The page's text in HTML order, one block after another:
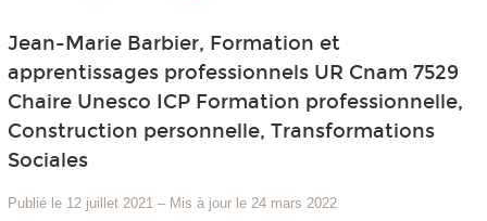
Jean-Marie Barbier, Formation et
apprentissages professionnels UR Cnam 7529
Chaire Unesco ICP Formation professionnelle,
Construction personnelle, Transformations
Sociales
Publié le 12 juillet 2021 – Mis à jour le 24 mars 2022